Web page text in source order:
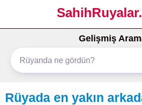
Gelişmiş
Rüyada en yakın